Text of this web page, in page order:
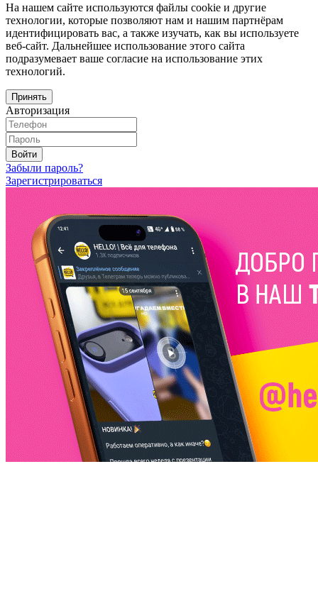
На нашем сайте используются файлы cookie и другие
технологии, которые позволяют нам и нашим партнёрам
идентифицировать вас, а также изучать, как вы используете
веб-сайт. Дальнейшее использование этого сайта
подразумевает ваше согласие на использование этих
технологий.
Принять
Авторизация
Войти
Забыли пароль?
Зарегистрироваться